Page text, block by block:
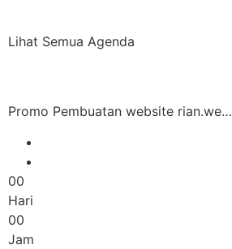
Lihat Semua Agenda
Promo Pembuatan website rian.we…
00
Hari
00
Jam